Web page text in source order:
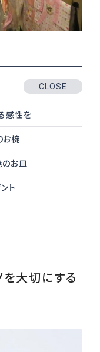
の
ライバシーポリシー
CLOSE
感性を
お椀
のお皿
ト
を大切にする